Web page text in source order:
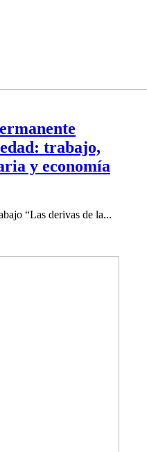
trabajo,
y economía
“Las derivas de la...